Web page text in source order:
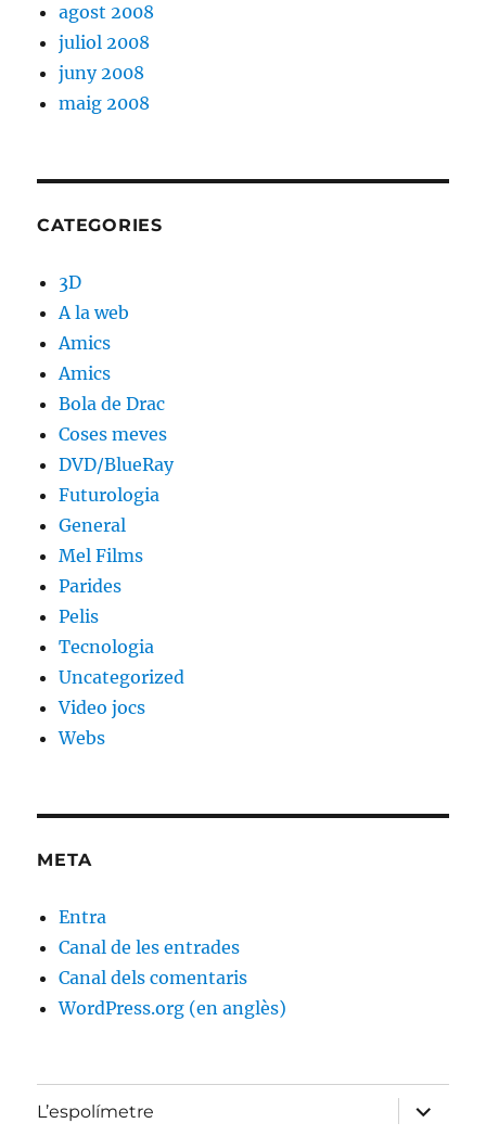
agost 2008
juliol 2008
juny 2008
maig 2008
CATEGORIES
3D
A la web
Amics
Amics
Bola de Drac
Coses meves
DVD/BlueRay
Futurologia
General
Mel Films
Parides
Pelis
Tecnologia
Uncategorized
Video jocs
Webs
META
Entra
Canal de les entrades
Canal dels comentaris
WordPress.org (en anglès)
L’espolímetre
amplia
el